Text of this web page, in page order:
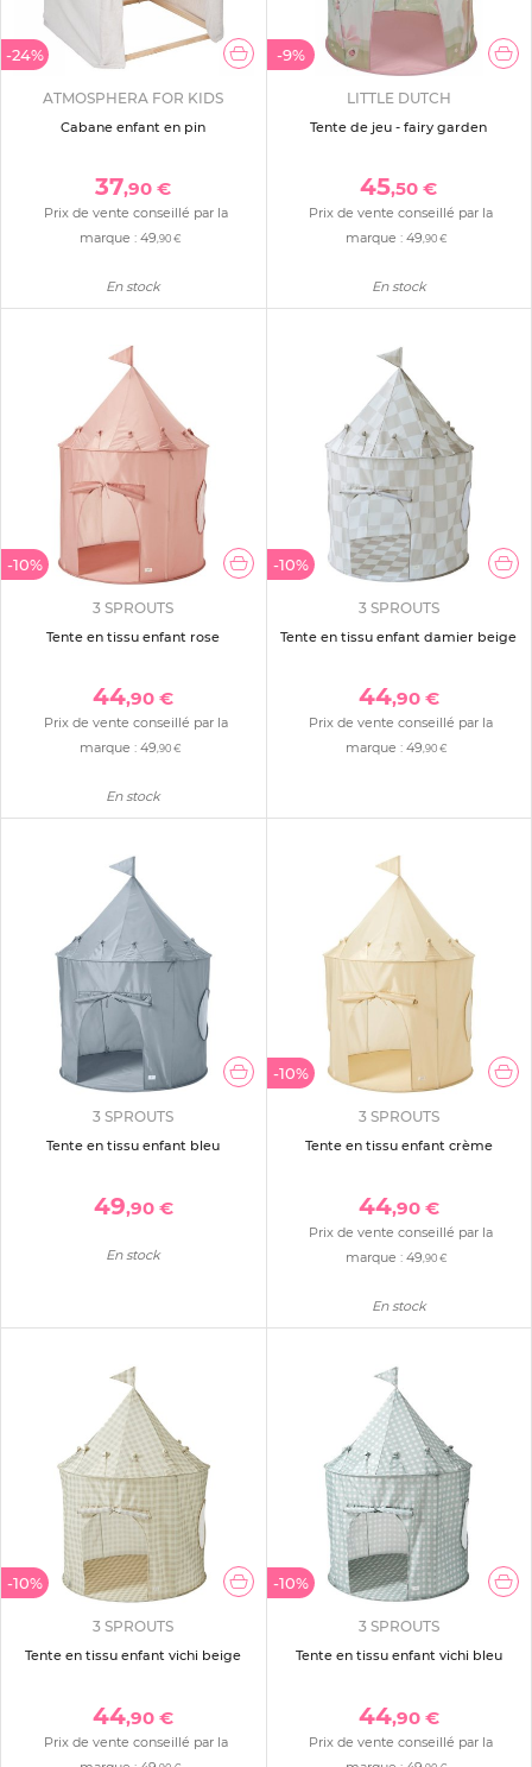
-24%
ATMOSPHERA FOR KIDS
Cabane enfant en pin
37,90 €
Prix de vente conseillé par la
marque :49,90 €
En stock
-9%
LITTLE DUTCH
Tente de jeu - fairy garden
45,50 €
Prix de vente conseillé par la
marque : 49,90 €
En stock
-10%
3 SPROUTS
Tente en tissu enfant rose
44,90 €
Prix de vente conseillé par la
marque :49,90 €
En stock
-10%
3 SPROUTS
Tente en tissu enfant damier beige
44,90 €
Prix de vente conseillé par la
marque : 49 ,90 €
3 SPROUTS
Tente en tissu enfant bleu
49,90 €
En stock
-10%
3 SPROUTS
Tente en tissu enfant crème
44,90 €
Prix de vente conseillé par la
marque : 49 ,90 €
En stock
-10%
3 SPROUTS
Tente en tissu enfant vichi beige
44,90 €
Prix de vente conseillé par la
-10%
3 SPROUTS
Tente en tissu enfant vichi bleu
44,90 €
Prix de vente conseillé par la